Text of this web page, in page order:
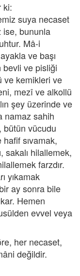
ki:
suya necaset
ise, bununla
Mâ-i
ve başı
bevli ve pisliği
ve kemikleri ve
mezî ve alkollü
şey üzerinde ve
namaz sahih
bütün vücudu
sıvamak,
sakalı hilallemek,
farzdır.
yıkamak
bir ay sonra bile
Hemen
evvel veya
her necaset,
değildir.